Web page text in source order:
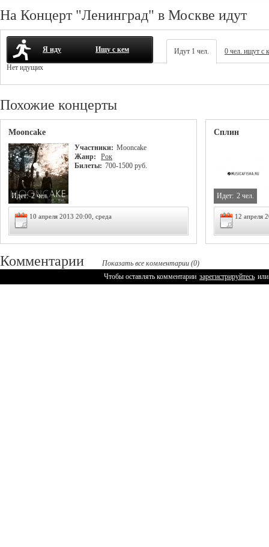
На Концерт "Ленинград" в Москве идут
Я иду Ищу с кем Идут 1 чел.
0 чел. ищут с
Нет идущих
Похожие концерты
Mooncake
Участники: Mooncake
Жанр:
Рок
Билеты: 700-1500 руб.
Идет: 2 чел.
10 апреля 2013 20:00, среда
Сплин
Идет: 2 чел.
12 апреля
Комментарии
Показать все комментарии (0)
Чтобы оставлять комментарии зарегистрируйтесь или